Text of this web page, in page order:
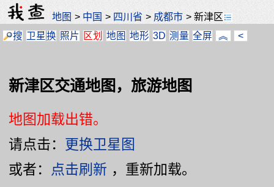
地图 > 中国 > 四川省 > 成都市 >新津区
搜 卫星换 照片 区划 地图 地形 3D 测量 全屏 ︽ <
新津区交通地图，旅游地图
地图加载出错。
请点击： 更换卫星图
或者： 点击刷新 ，重新加载。